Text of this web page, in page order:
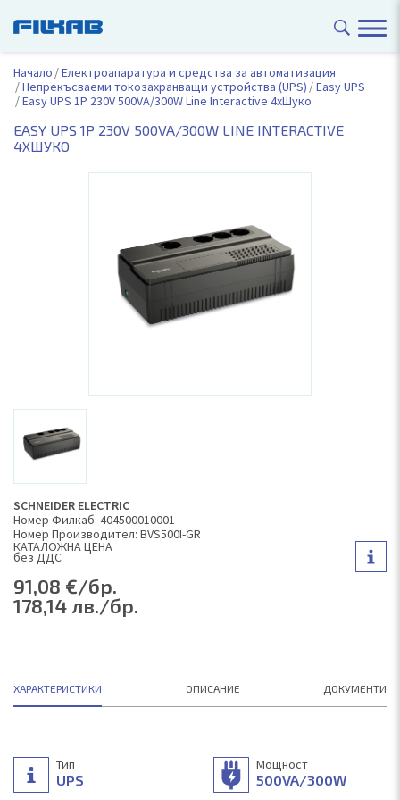
Начало
Електроапаратура и средства за автоматизация
Непрекъсваеми токозахранващи устройства (UPS)
Easy UPS
Easy UPS 1P 230V 500VA/300W Line Interactive 4xШуко
EASY UPS 1P 230V 500VA/300W LINE INTERACTIVE
4XШУКО
SCHNEIDER ELECTRIC
Номер Филкаб: 404500010001
Номер Производител: BVS500I-GR
КAТАЛОЖНА ЦЕНА
без ДДС
91,08 €/бр.
178,14 лв./бр.
ХАРАКТЕРИСТИКИ ОПИСАНИЕ ДОКУМЕНТИ
Тип
UPS
Мощност
500VA/300W